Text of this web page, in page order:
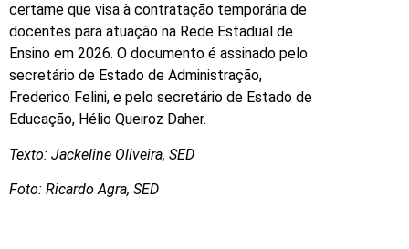
certame que visa à contratação temporária de
docentes para atuação na Rede Estadual de
Ensino em 2026. O documento é assinado pelo
secretário de Estado de Administração,
Frederico Felini, e pelo secretário de Estado de
Educação, Hélio Queiroz Daher.
Texto: Jackeline Oliveira, SED
Foto: Ricardo Agra, SED